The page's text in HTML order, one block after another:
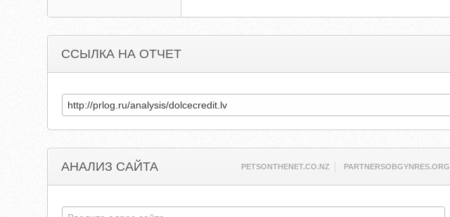
ССЫЛКА НА ОТЧЕТ
АНАЛИЗ САЙТА PETSONTHENET.CO.NZ PARTNERSOBGYNRES.ORG